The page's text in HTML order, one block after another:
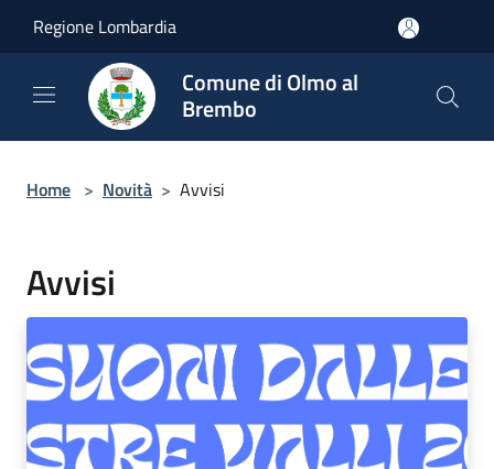
Regione Lombardia
Comune di Olmo al
Brembo
Home > Novità > Avvisi
Avvisi